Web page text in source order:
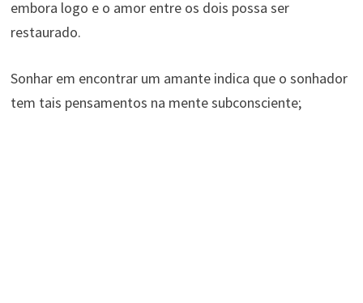
embora logo e o amor entre os dois possa ser
restaurado.
Sonhar em encontrar um amante indica que o sonhador
tem tais pensamentos na mente subconsciente;